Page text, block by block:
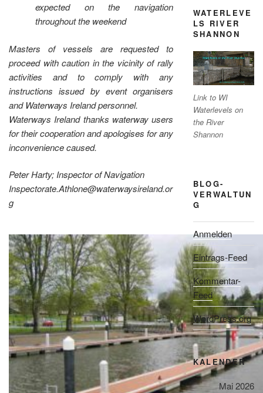
expected on the navigation
throughout the weekend
Masters of vessels are requested to
proceed with caution in the vicinity of rally
activities and to comply with any
instructions issued by event organisers
and Waterways Ireland personnel.
Waterways Ireland thanks waterway users
for their cooperation and apologises for any
inconvenience caused.
Peter Harty;Inspector of Navigation
Inspectorate.Athlone@waterwaysireland.or
g
WATERLEVE
LS RIVER
SHANNON
Link to WI
Waterlevels on
the River
Shannon
BLOG-
VERWALTUN
G
Anmelden
Eintrags-Feed
Kommentar-
Feed
WordPress.org
KALENDER
Mai 2026